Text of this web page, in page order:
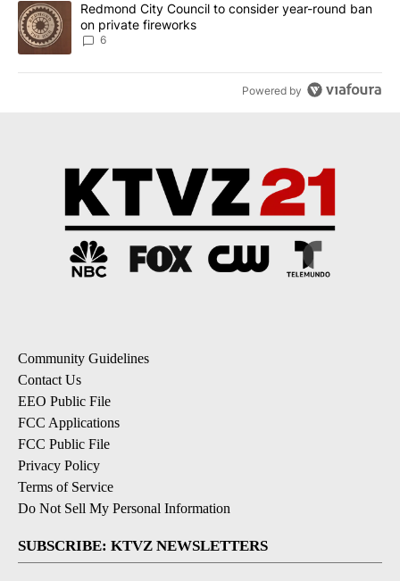
A trending article titled "Redmond City Council to consider
Redmond City Council to consider year-round ban
on private fireworks
6
Powered by
Community Guidelines
Contact Us
EEO Public File
FCC Applications
FCC Public File
Privacy Policy
Terms of Service
Do Not Sell My Personal Information
SUBSCRIBE: KTVZ NEWSLETTERS